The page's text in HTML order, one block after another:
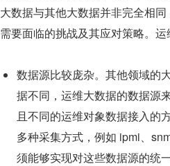
大数据与其他大数据并非完全相
需要面临的挑战及其应对策略。
数据源比较庞杂。其他领域的
据不同，运维大数据的数据源
且不同的运维对象数据接入的
多种采集方式，例如 ipmi、
须能够实现对这些数据源的统